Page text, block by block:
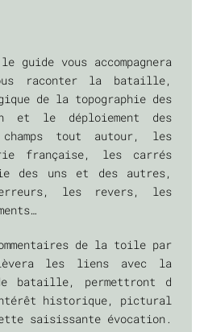
guide vous accompagnera
raconter la bataille,
de la topographie des
le déploiement des
tout autour, les
française, les carrés
des uns et des autres,
les revers, les
de la toile par
les liens avec la
bataille, permettront d
historique, pictural
saisissante évocation.